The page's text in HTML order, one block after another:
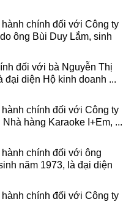
chính đối với Công ty
ông Bùi Duy Lắm, sinh
đối với bà Nguyễn Thị
đại diện Hộ kinh doanh ...
chính đối với Công ty
hàng Karaoke I+Em, ...
chính đối với ông
năm 1973, là đại diện
chính đối với Công ty